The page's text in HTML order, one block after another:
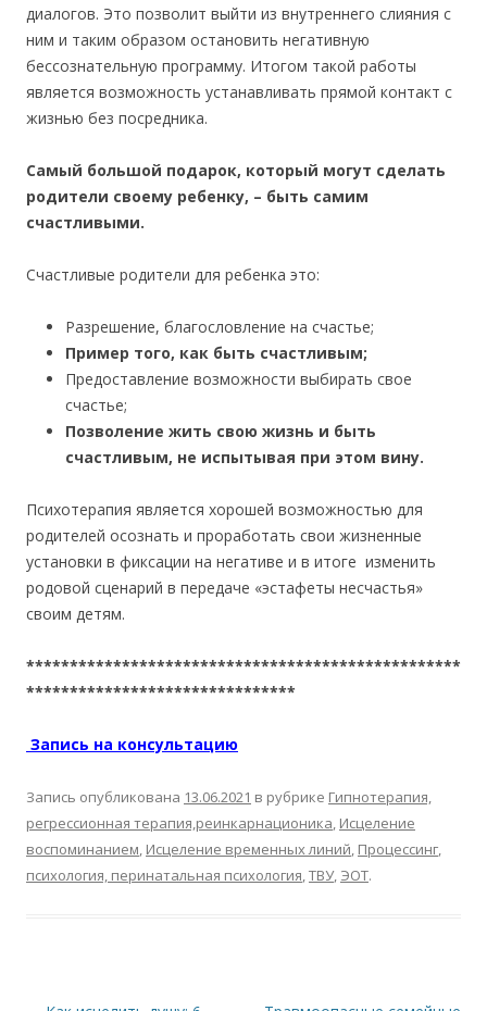
диалогов. Это позволит выйти из внутреннего слияния с
ним и таким образом остановить негативную
бессознательную программу. Итогом такой работы
является возможность устанавливать прямой контакт с
жизнью без посредника.
Самый большой подарок, который могут сделать
родители своему ребенку, – быть самим
счастливыми.
Счастливые родители для ребенка это:
Разрешение, благословление на счастье;
Пример того, как быть счастливым;
Предоставление возможности выбирать свое
счастье;
Позволение жить свою жизнь и быть
счастливым, не испытывая при этом вину.
Психотерапия является хорошей возможностью для
родителей осознать и проработать свои жизненные
установки в фиксации на негативе и в итоге изменить
родовой сценарий в передаче «эстафеты несчастья»
своим детям.
**************************************************
*******************************
Запись на консультацию
Запись опубликована 13.06.2021 в рубрике Гипнотерапия,
регрессионная терапия,реинкарнационика, Исцеление
воспоминанием, Исцеление временных линий, Процессинг,
психология, перинатальная психология,ТВУ, ЭОТ.